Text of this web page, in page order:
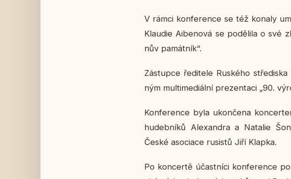
V rámci kon­fe­ren­ce se též konaly
Klau­die Ai­be­no­vá se po­dě­li­la o své
nův pa­mát­ník“.
Zá­stup­ce ře­di­te­le Rus­ké­ho
ným mul­ti­me­di­ál­ní pre­zen­ta­ci „90.
Kon­fe­ren­ce byla ukon­če­na
hu­deb­ní­ků Ale­xan­dra a Na­ta­lie
České aso­ci­a­ce ru­sis­tů Jiří Klapka.
Po kon­cer­tě účast­ní­ci kon­fe­ren­ce